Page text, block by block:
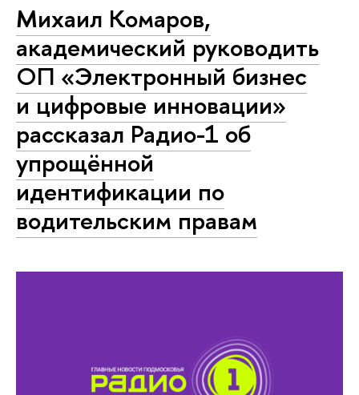
Михаил Комаров,
академический руководить
ОП «Электронный бизнес
и цифровые инновации»
рассказал Радио-1 об
упрощённой
идентификации по
водительским правам